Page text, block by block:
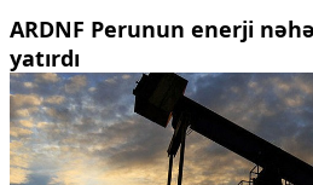
ARDNF Perunun enerji
yatırdı